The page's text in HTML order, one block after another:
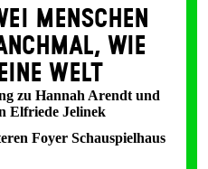
MENSCHEN
WIE
WELT
zu Hannah Arendt und
Elfriede Jelinek
Foyer Schauspielhaus